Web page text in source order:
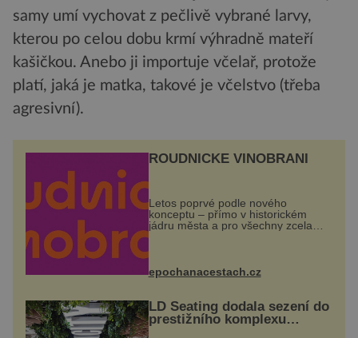
samy umí vychovat z pečlivě vybrané larvy,
kterou po celou dobu krmí výhradně mateří
kašičkou. Anebo ji importuje včelař, protože
platí, jaká je matka, takové je včelstvo (třeba
agresivní).
ROUDNICKÉ VINOBRANÍ
Letos poprvé podle nového
konceptu – přímo v historickém
jádru města a pro všechny zcela
zdarma. Hlavní program se
náměstí. Návštěvníci se mohou těšit
na víno, burčák, pes...
epochanacestach.cz
LD Seating dodala sezení do
prestižního komplexu
MediaCityUK v Salfordu